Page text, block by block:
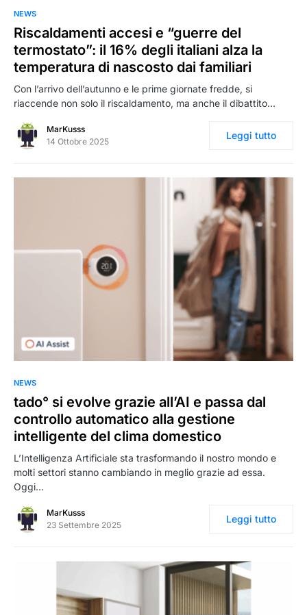
NEWS
Riscaldamenti accesi e “guerre del
termostato”: il 16% degli italiani alza la
temperatura di nascosto dai familiari
Con l’arrivo dell’autunno e le prime giornate fredde, si
riaccende non solo il riscaldamento, ma anche il dibattito…
MarKusss
14 Ottobre 2025
Leggi tutto
NEWS
tado° si evolve grazie all’AI e passa dal
controllo automatico alla gestione
intelligente del clima domestico
L’Intelligenza Artificiale sta trasformando il nostro mondo e
molti settori stanno cambiando in meglio grazie ad essa.
Oggi…
MarKusss
23 Settembre 2025
Leggi tutto